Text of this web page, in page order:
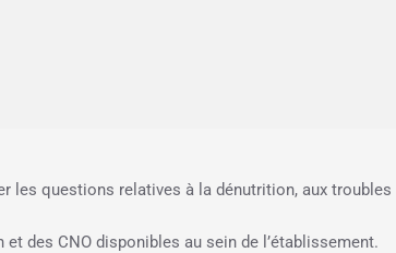
les questions relatives à la dénutrition, aux troubles
des CNO disponibles au sein de l’établissement.